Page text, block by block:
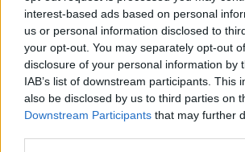
interest-based ads based on personal
us or personal information disclosed to
your opt-out. You may separately opt-out
disclosure of your personal information by
IAB’s list of downstream participants. This
also be disclosed by us to third parties on
Downstream Participants that may further
Henrique Lopes